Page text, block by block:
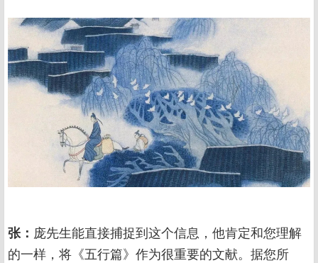
张： 庞先生能直接捕捉到这个信息，他肯定和您理解
的一样，将《五行篇》作为很重要的文献。据您所